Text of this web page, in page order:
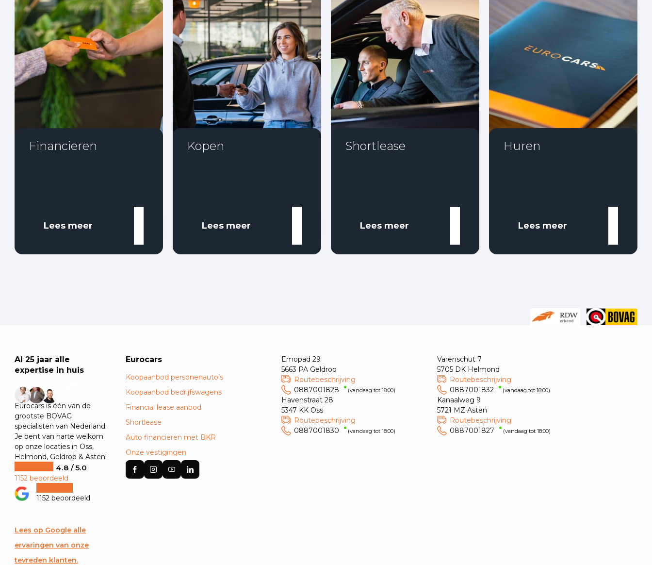
Financieren
Lees meer
Kopen
Lees meer
Shortlease
Lees meer
Huren
Lees meer
Al 25 jaar alle
expertise in huis
Eurocars is één van de
grootste BOVAG
specialisten van Nederland.
Je bent van harte welkom
op onze locaties in Oss,
Helmond, Geldrop & Asten!
4.8 / 5.0
1152 beoordeeld
1152 beoordeeld
Lees op Google alle
ervaringen van onze
tevreden klanten.
Eurocars
Koopaanbod personenauto’s
Koopaanbod bedrijfswagens
Financial lease aanbod
Shortlease
Auto financieren met BKR
Onze vestigingen
Emopad 29
5663 PA Geldrop
Routebeschrijving
0887001828
(vandaag tot 18:00)
Havenstraat 28
5347 KK Oss
Routebeschrijving
0887001830
(vandaag tot 18:00)
Varenschut 7
5705 DK Helmond
Routebeschrijving
0887001832
(vandaag tot 18:00)
Kanaalweg 9
5721 MZ Asten
Routebeschrijving
0887001827
(vandaag tot 18:00)